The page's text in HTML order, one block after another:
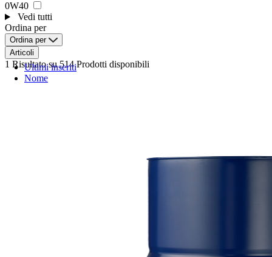
0W40
Vedi tutti
Ordina per
Ordina per
Ultimi inseriti
Nome
Articoli
1 Risultatosu 514 Prodotti disponibili